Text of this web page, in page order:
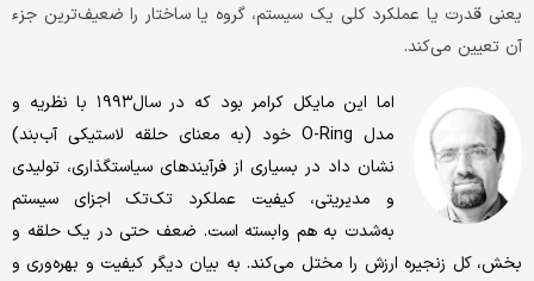
یعنی قدرت یا عملکرد کلی یک سیستم، گروه یا ساختار را ضعیف‌ترین جزء
آن تعیین می‌کند.
اما این مایکل کرامر بود که در سال۱۹۹۳ با نظریه و
مدل O-Ring خود (به معنای حلقه لاستیکی آب‌بند)
نشان داد در بسیاری از فرآیندهای سیاستگذاری، تولیدی
و مدیریتی، کیفیت عملکرد تک‌تک اجزای سیستم
به‌شدت به هم وابسته‌ است. ضعف حتی در یک حلقه و
بخش، کل زنجیره‌ ارزش را مختل می‌کند. به بیان دیگر کیفیت و بهره‌وری و